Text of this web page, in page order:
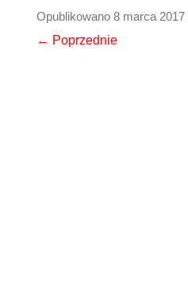
Opublikowano 8 marca 2017
← Poprzednie